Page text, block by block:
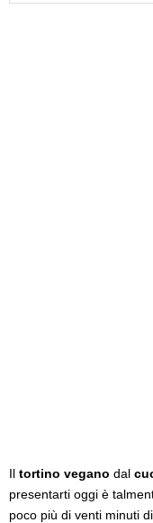
Il tortino vegano dal
presentarti oggi è
poco più di venti minuti